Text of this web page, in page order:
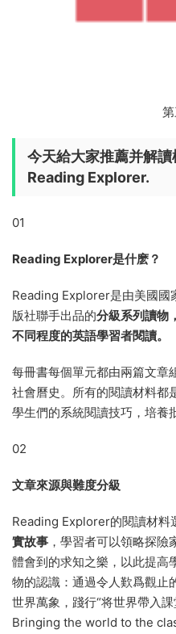
今天給大家推薦并解
Reading Explorer.
01
Reading Explorer是什麽？
Reading Explorer是由美國國
版社聯手出品的分級系列讀物
不同程度的英語學習者閱讀。
每冊書每個單元都由兩篇文章
社會曆史。所有的閱讀材料都
學生們的系統閱讀技巧，培養
02
文章來源與難度分級
Reading Explorer的閱讀材料
實故事 ，學習者可以領略探
體會到的求知之樂，以此提高
物的認識：通過令人歎爲觀止
世界萬象，踐行“将世界帶入
Bringing the world to the